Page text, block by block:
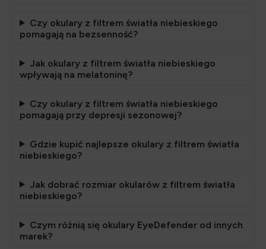
Czy okulary z filtrem światła niebieskiego
pomagają na bezsenność?
Jak okulary z filtrem światła niebieskiego
wpływają na melatoninę?
Czy okulary z filtrem światła niebieskiego
pomagają przy depresji sezonowej?
Gdzie kupić najlepsze okulary z filtrem światła
niebieskiego?
Jak dobrać rozmiar okularów z filtrem światła
niebieskiego?
Czym różnią się okulary EyeDefender od innych
marek?